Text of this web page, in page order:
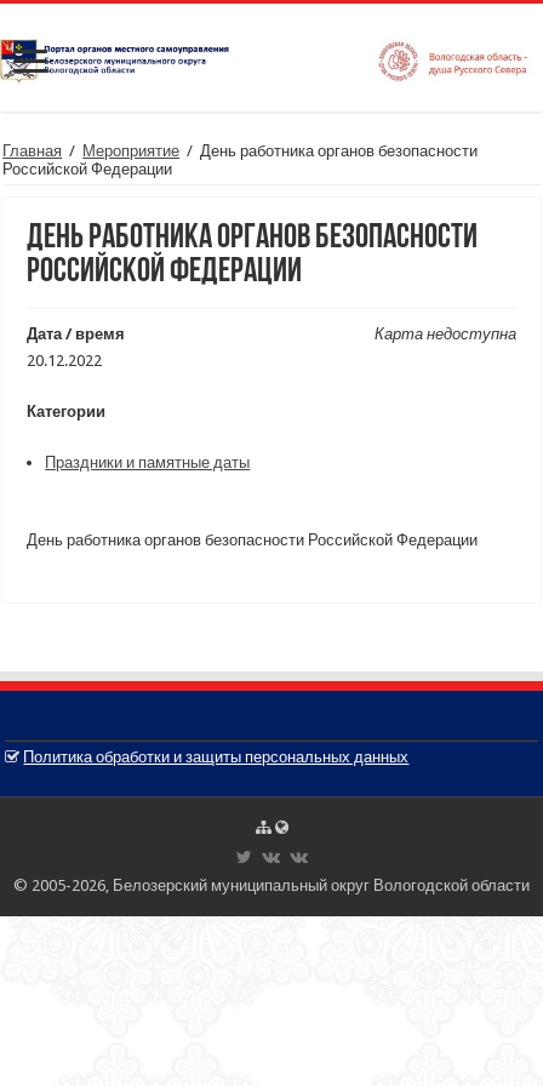
Главная / Мероприятие / День работника органов безопасности
Российской Федерации
День работника органов безопасности
Российской Федерации
Карта недоступна
Дата / время
20.12.2022
Категории
Праздники и памятные даты
День работника органов безопасности Российской Федерации
Политика обработки и защиты персональных данных
© 2005-2026, Белозерский муниципальный округ Вологодской области